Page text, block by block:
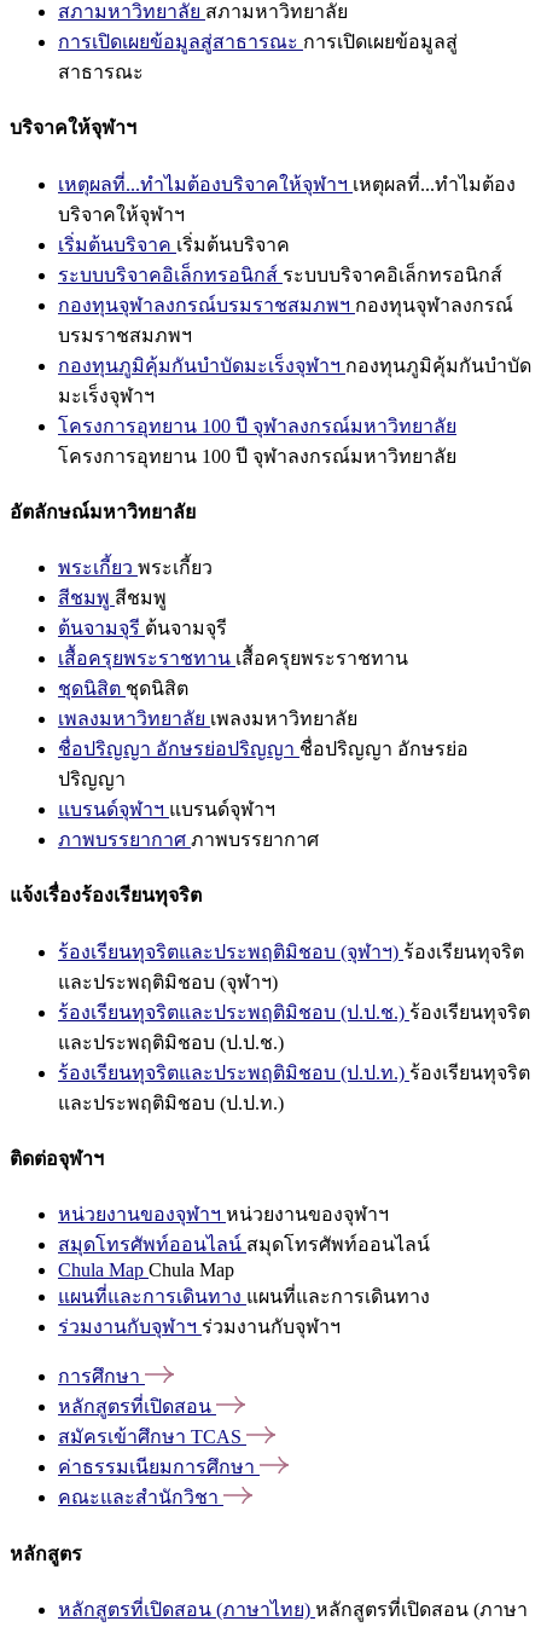
สภามหาวิทยาลัย สภามหาวิทยาลัย
การเปิดเผยข้อมูลสู่สาธารณะ การเปิดเผยข้อมูลสู่
สาธารณะ
บริจาคให้จุฬาฯ
เหตุผลที่...ทำไมต้องบริจาคให้จุฬาฯ เหตุผลที่...ทำไมต้อง
บริจาคให้จุฬาฯ
เริ่มต้นบริจาค เริ่มต้นบริจาค
ระบบบริจาคอิเล็กทรอนิกส์ ระบบบริจาคอิเล็กทรอนิกส์
กองทุนจุฬาลงกรณ์บรมราชสมภพฯ กองทุนจุฬาลงกรณ์
บรมราชสมภพฯ
กองทุนภูมิคุ้มกันบำบัดมะเร็งจุฬาฯ กองทุนภูมิคุ้มกันบำบัด
มะเร็งจุฬาฯ
โครงการอุทยาน 100 ปี จุฬาลงกรณ์มหาวิทยาลัย
โครงการอุทยาน 100 ปี จุฬาลงกรณ์มหาวิทยาลัย
อัตลักษณ์มหาวิทยาลัย
พระเกี้ยว พระเกี้ยว
สีชมพู สีชมพู
ต้นจามจุรี ต้นจามจุรี
เสื้อครุยพระราชทาน เสื้อครุยพระราชทาน
ชุดนิสิต ชุดนิสิต
เพลงมหาวิทยาลัย เพลงมหาวิทยาลัย
ชื่อปริญญา อักษรย่อปริญญา ชื่อปริญญา อักษรย่อ
ปริญญา
แบรนด์จุฬาฯ แบรนด์จุฬาฯ
ภาพบรรยากาศ ภาพบรรยากาศ
แจ้งเรื่องร้องเรียนทุจริต
ร้องเรียนทุจริตและประพฤติมิชอบ (จุฬาฯ) ร้องเรียนทุจริต
และประพฤติมิชอบ (จุฬาฯ)
ร้องเรียนทุจริตและประพฤติมิชอบ (ป.ป.ช.) ร้องเรียนทุจริต
และประพฤติมิชอบ (ป.ป.ช.)
ร้องเรียนทุจริตและประพฤติมิชอบ (ป.ป.ท.) ร้องเรียนทุจริต
และประพฤติมิชอบ (ป.ป.ท.)
ติดต่อจุฬาฯ
หน่วยงานของจุฬาฯ หน่วยงานของจุฬาฯ
สมุดโทรศัพท์ออนไลน์ สมุดโทรศัพท์ออนไลน์
Chula Map Chula Map
แผนที่และการเดินทาง แผนที่และการเดินทาง
ร่วมงานกับจุฬาฯ ร่วมงานกับจุฬาฯ
การศึกษา
หลักสูตรที่เปิดสอน
สมัครเข้าศึกษา TCAS
ค่าธรรมเนียมการศึกษา
คณะและสำนักวิชา
หลักสูตร
หลักสูตรที่เปิดสอน (ภาษาไทย) หลักสูตรที่เปิดสอน (ภาษา